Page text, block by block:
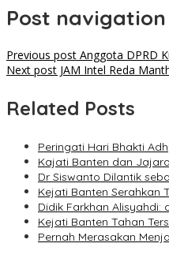
Post navigation
Previous post Anggota DPRD
Next post JAM Intel Reda
Related Posts
Peringati Hari Bhakti
Kajati Banten dan
Dr Siswanto Dilantik
Kejati Banten Serahkan
Didik Farkhan Alisyahdi:
Kejati Banten Tahan
Pernah Merasakan